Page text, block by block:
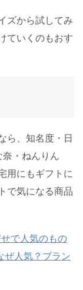
ズから試してみ
ていくのもおす
ら、知名度・日
・ねんりん
用にもギフトに
で気になる商品
で人気のもの
ぜ人気？ブラン